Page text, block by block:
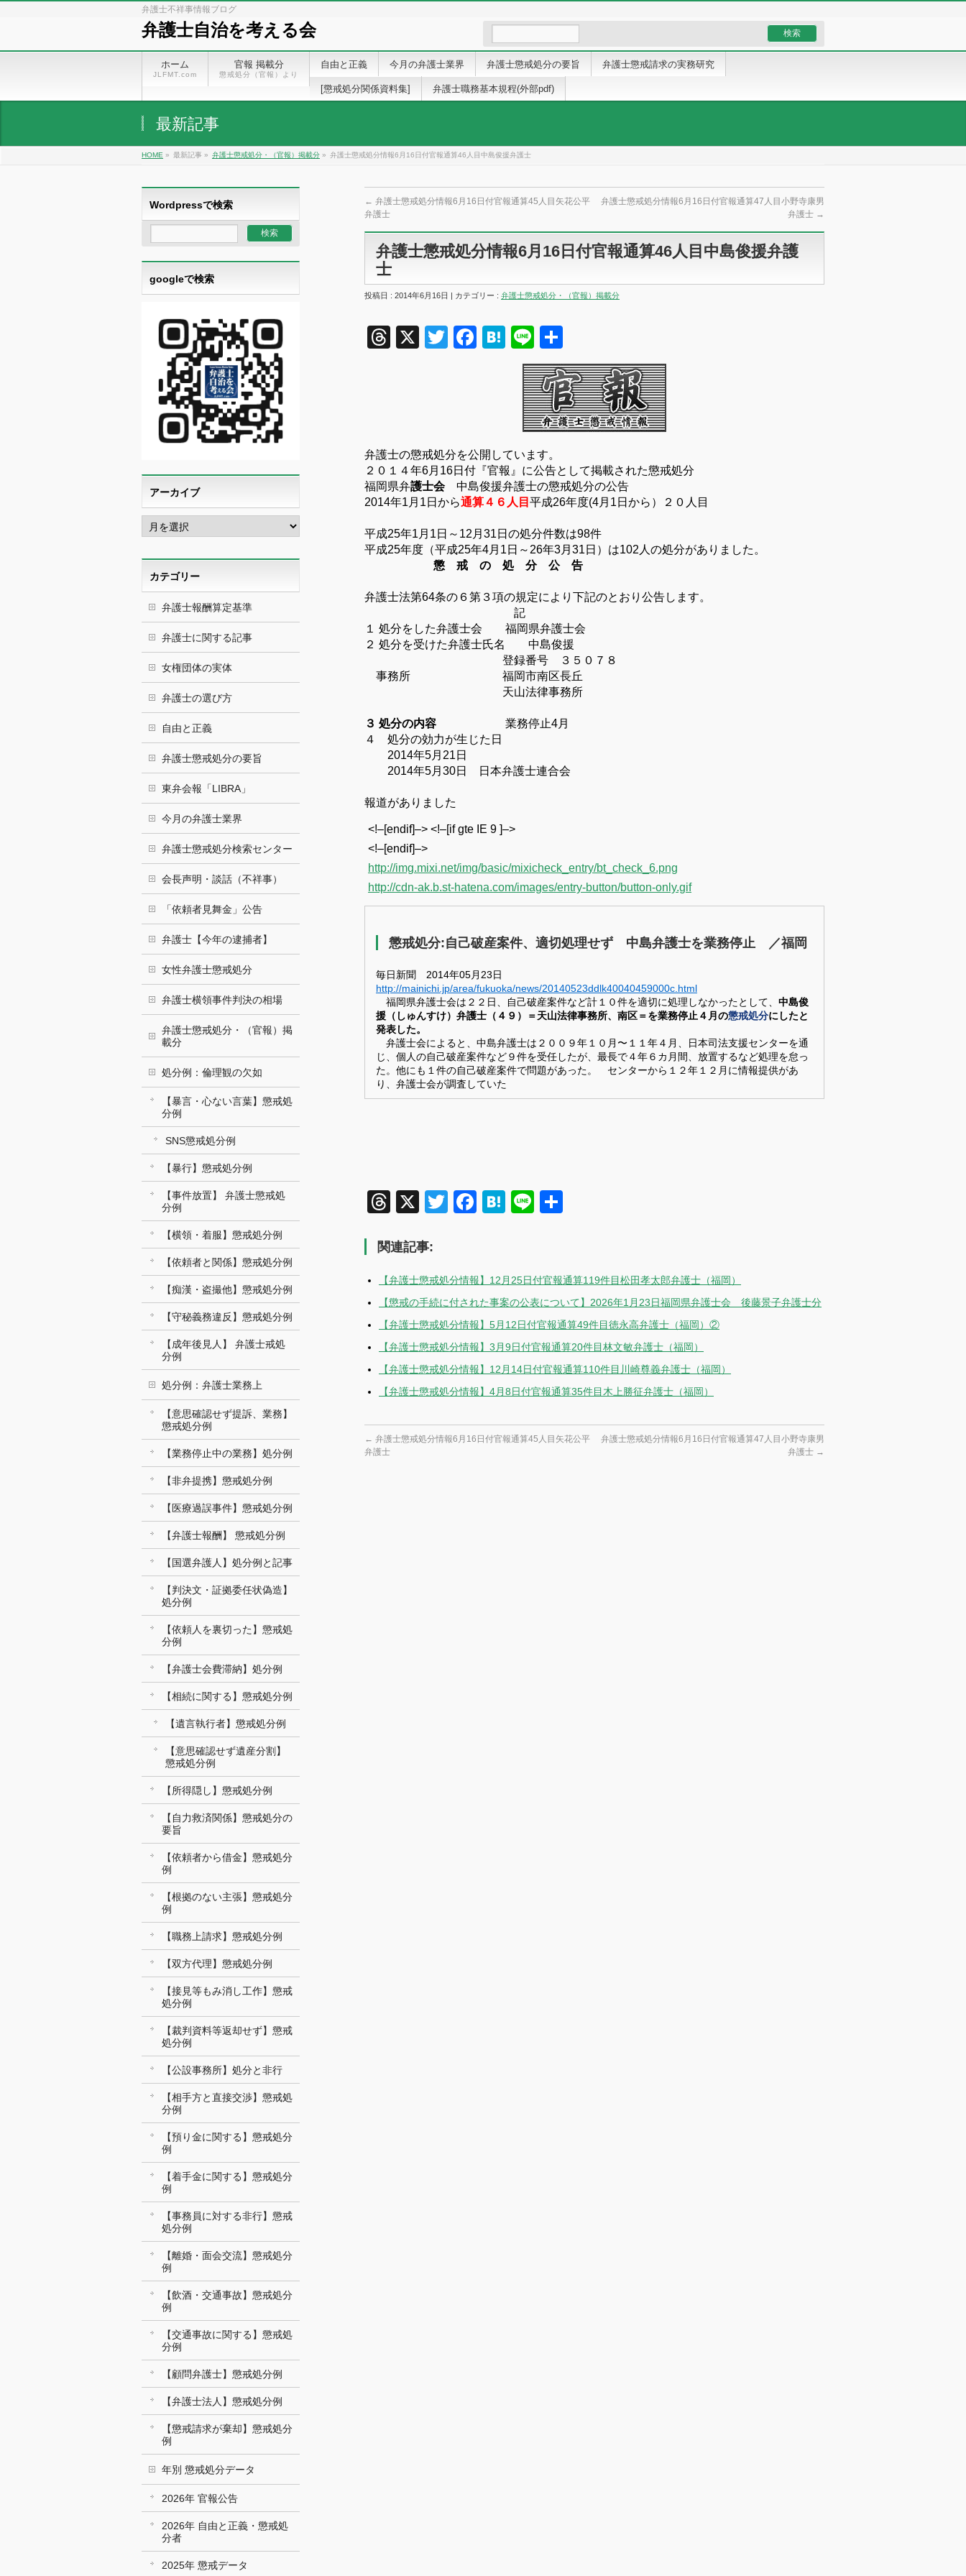
弁護士不祥事情報ブログ
弁護士自治を考える会
ホーム
JLFMT.com
官報 掲載分
懲戒処分（官報）より
自由と正義 今月の弁護士業界 弁護士懲戒処分の要旨 弁護士懲戒請求の実務研究
[懲戒処分関係資料集] 弁護士職務基本規程(外部pdf)
最新記事
HOME » 最新記事 » 弁護士懲戒処分・（官報）掲載分 » 弁護士懲戒処分情報6月16日付官報通算46人目中島俊援弁護士
← 弁護士懲戒処分情報6月16日付官報通算45人目矢花公平
弁護士
弁護士懲戒処分情報6月16日付官報通算47人目小野寺康男
弁護士 →
弁護士懲戒処分情報6月16日付官報通算46人目中島俊援弁護
士
投稿日 : 2014年6月16日 | カテゴリー : 弁護士懲戒処分・（官報）掲載分
Threads
X TwitterFacebook
Hatena
Line
有
弁護士の懲戒処分を公開しています。
２０１４年6月 16日付『官報』に公告として掲載された懲戒処分
福岡県弁護士会中島俊援弁護士の懲戒処分の公告
2014年1 月 1 日から通算４６人目 平成26年度(4月 1 日から）２０人目
平成25年1 月 1 日～ 12 月 31 日の処分件数は98件
平成25年度（平成25年4月 1 日～ 26年3月 31 日）は102 人の処分がありました。
懲 戒 の 処 分 公 告
弁護士法第64条の６第３項の規定により下記のとおり公告します。
記
１ 処分をした弁護士会 福岡県弁護士会
２ 処分を受けた弁護士氏名 中島俊援
登録番号 ３５０７８
事務所 福岡市南区長丘
天山法律事務所
３ 処分の内容 業務停止4月
４ 処分の効力が生じた日
2014年5月 21 日
2014年5月 30日 日本弁護士連合会
報道がありました
<!–[endif]–> <!–[if gte IE 9 ]–>
<!–[endif]–>
http://img.mixi.net/img/basic/mixicheck_entry/bt_check_6.png
http://cdn-ak.b.st-hatena.com/images/entry-button/button-only.gif
懲戒処分:自己破産案件、適切処理せず 中島弁護士を業務停止 ／福岡
毎日新聞 2014年05月23日
http://mainichi.jp/area/fukuoka/news/20140523ddlk40040459000c.html
福岡県弁護士会は２２日、自己破産案件など計１０件を適切に処理しなかったとして、 中島俊
援（しゅんすけ）弁護士（４９）＝天山法律事務所、南区＝を業務停止４月の懲戒処分にしたと
発表した。
弁護士会によると、中島弁護士は２００９年１０月〜１１年４月、日本司法支援センターを通
じ、個人の自己破産案件など９件を受任したが、最長で４年６カ月間、放置するなど処理を怠っ
た。他にも１件の自己破産案件で問題があった。 センターから１２年１２月に情報提供があ
り、弁護士会が調査していた
Threads
X TwitterFacebook
Hatena
Line
関連記事:
【弁護士懲戒処分情報】12月25日付官報通算119件目松田孝太郎弁護士（福岡）
【懲戒の手続に付された事案の公表について】2026年1月23日福岡県弁護士会 後藤景子弁護士分
【弁護士懲戒処分情報】5月12日付官報通算49件目徳永高弁護士（福岡）②
【弁護士懲戒処分情報】3月9日付官報通算20件目林文敏弁護士（福岡）
【弁護士懲戒処分情報】12月14日付官報通算110件目川崎尊義弁護士（福岡）
【弁護士懲戒処分情報】4月8日付官報通算35件目木上勝征弁護士（福岡）
← 弁護士懲戒処分情報6月16日付官報通算45人目矢花公平
弁護士
弁護士懲戒処分情報6月16日付官報通算47人目小野寺康男
弁護士 →
Wordpressで検索
googleで検索
アーカイブ
ア
ー
イ
ブカテゴリー
弁護士報酬算定基準
弁護士に関する記事
女権団体の実体
弁護士の選び方
自由と正義
弁護士懲戒処分の要旨
東弁会報「LIBRA」
今月の弁護士業界
弁護士懲戒処分検索センター
会長声明・談話（不祥事）
「依頼者見舞金」公告
弁護士【今年の逮捕者】
女性弁護士懲戒処分
弁護士横領事件判決の相場
弁護士懲戒処分・（官報）掲
載分
処分例：倫理観の欠如
【暴言・心ない言葉】懲戒処
分例
SNS懲戒処分例
【暴行】懲戒処分例
【事件放置】 弁護士懲戒処
分例
【横領・着服】懲戒処分例
【依頼者と関係】懲戒処分例
【痴漢・盗撮他】懲戒処分例
【守秘義務違反】懲戒処分例
【成年後見人】 弁護士戒処
分例
処分例：弁護士業務上
【意思確認せず提訴、業務】
懲戒処分例
【業務停止中の業務】処分例
【非弁提携】懲戒処分例
【医療過誤事件】懲戒処分例
【弁護士報酬】 懲戒処分例
【国選弁護人】処分例と記事
【判決文・証拠委任状偽造】
処分例
【依頼人を裏切った】懲戒処
分例
【弁護士会費滞納】処分例
【相続に関する】懲戒処分例
【遺言執行者】懲戒処分例
【意思確認せず遺産分割】
懲戒処分例
【所得隠し】懲戒処分例
【自力救済関係】懲戒処分の
要旨
【依頼者から借金】懲戒処分
例
【根拠のない主張】懲戒処分
例
【職務上請求】懲戒処分例
【双方代理】懲戒処分例
【接見等もみ消し工作】懲戒
処分例
【裁判資料等返却せず】懲戒
処分例
【公設事務所】処分と非行
【相手方と直接交渉】懲戒処
分例
【預り金に関する】懲戒処分
例
【着手金に関する】懲戒処分
例
【事務員に対する非行】懲戒
処分例
【離婚・面会交流】懲戒処分
例
【飲酒・交通事故】懲戒処分
例
【交通事故に関する】懲戒処
分例
【顧問弁護士】懲戒処分例
【弁護士法人】懲戒処分例
【懲戒請求が棄却】懲戒処分
例
年別 懲戒処分データ
2026年 官報公告
2026年 自由と正義・懲戒処
分者
2025年 懲戒データ